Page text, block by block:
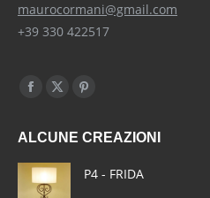
maurocormani@gmail.com
+39 330 422517
Find us on:
Facebook
opens
in
new
X
opens
in
new
Pinterest
opens
ALCUNE CREAZIONI
P4 - FRIDA